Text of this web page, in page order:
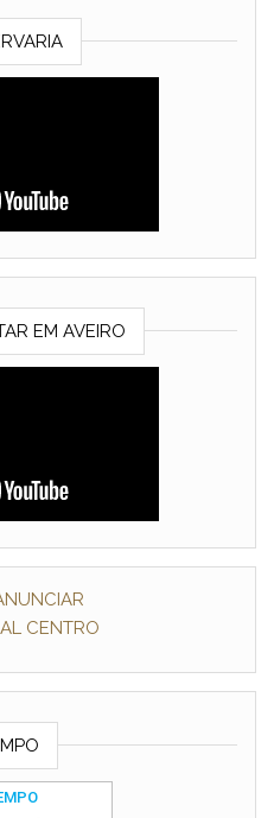
EM AVEIRO
CENTRO